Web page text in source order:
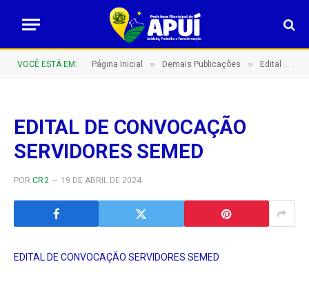
VOCÊ ESTÁ EM: Página Inicial » Demais Publicações » Edital de Convocação – SEMED
EDITAL DE CONVOCAÇÃO
SERVIDORES SEMED
POR CR2 19 DE ABRIL DE 2024
EDITAL DE CONVOCAÇÃO SERVIDORES SEMED